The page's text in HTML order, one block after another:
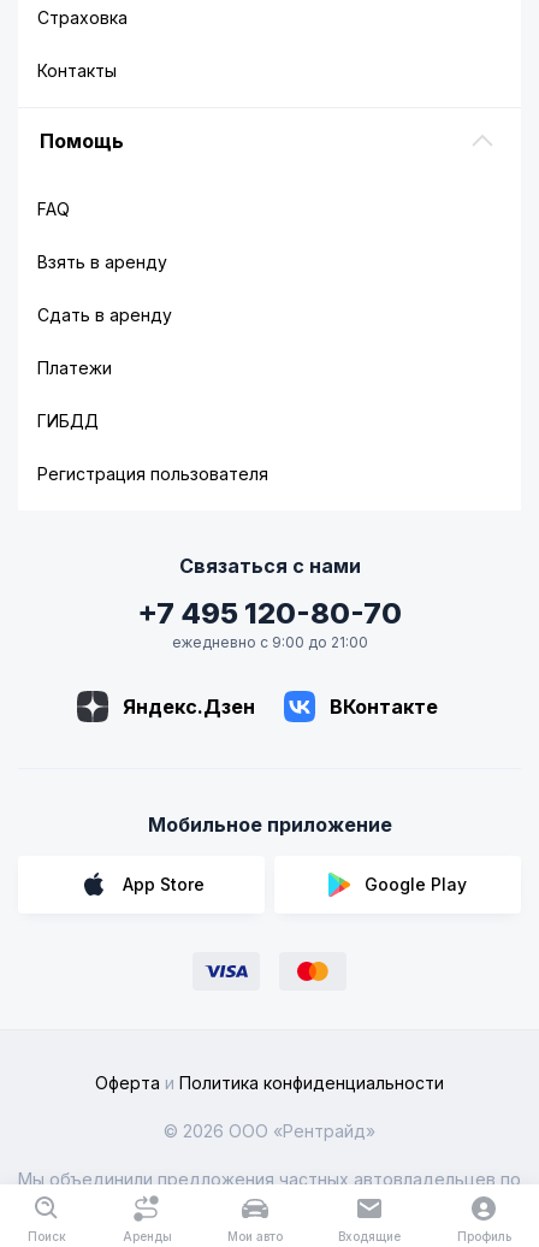
Страховка
Контакты
Помощь
FAQ
Взять в аренду
Сдать в аренду
Платежи
ГИБДД
Регистрация пользователя
Связаться с нами
+7 495 120-80-70
ежедневно с 9:00 до 21:00
Яндекс.Дзен ВКонтакте
Мобильное приложение
App Store Google Play
Оферта и Политика конфиденциальности
© 2026 ООО «Рентрайд»
Мы объединили предложения частных автовладельцев по
всей России
Поиск Аренды Мои авто Входящие Профиль